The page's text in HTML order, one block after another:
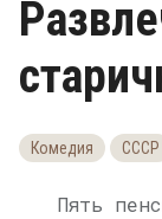
Комедия СССР
Пять